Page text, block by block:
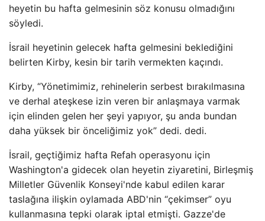
heyetin bu hafta gelmesinin söz konusu olmadığını
söyledi.
İsrail heyetinin gelecek hafta gelmesini beklediğini
belirten Kirby, kesin bir tarih vermekten kaçındı.
Kirby, “Yönetimimiz, rehinelerin serbest bırakılmasına
ve derhal ateşkese izin veren bir anlaşmaya varmak
için elinden gelen her şeyi yapıyor, şu anda bundan
daha yüksek bir önceliğimiz yok” dedi. dedi.
İsrail, geçtiğimiz hafta Refah operasyonu için
Washington'a gidecek olan heyetin ziyaretini, Birleşmiş
Milletler Güvenlik Konseyi'nde kabul edilen karar
taslağına ilişkin oylamada ABD'nin “çekimser” oyu
kullanmasına tepki olarak iptal etmişti. Gazze'de